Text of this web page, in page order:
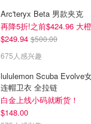
Arc'teryx Beta 男款夹克
$249.94 $500.00
675人感兴趣
lululemon Scuba Evolve
连帽卫衣 全拉链
白金上线小码就断货！
$148.00